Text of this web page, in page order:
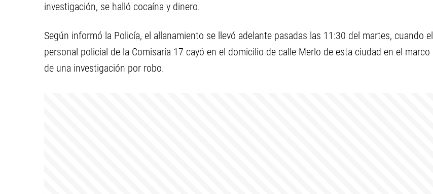
investigación, se halló cocaína y dinero.
Según informó la Policía, el allanamiento se llevó adelante pasadas las 11:30 del martes, cuando el
personal policial de la Comisaría 17 cayó en el domicilio de calle Merlo de esta ciudad en el marco
de una investigación por robo.